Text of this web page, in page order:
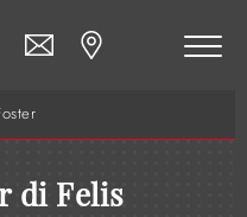
di Felis